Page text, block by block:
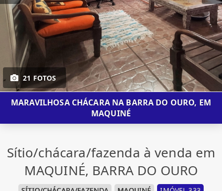
21 FOTOS
MARAVILHOSA CHÁCARA NA BARRA DO OURO, EM
MAQUINÉ
Sítio/chácara/fazenda à venda em
MAQUINÉ, BARRA DO OURO